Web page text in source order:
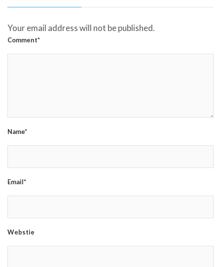
Your email address will not be published.
Comment*
Name*
Email*
Webstie